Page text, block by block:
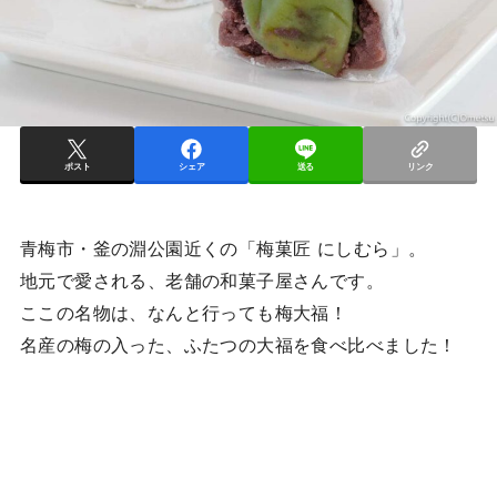
ポスト シェア 送る リンク
青梅市・釜の淵公園近くの「梅菓匠 にしむら」。
地元で愛される、老舗の和菓子屋さんです。
ここの名物は、なんと行っても梅大福！
名産の梅の入った、ふたつの大福を食べ比べました！